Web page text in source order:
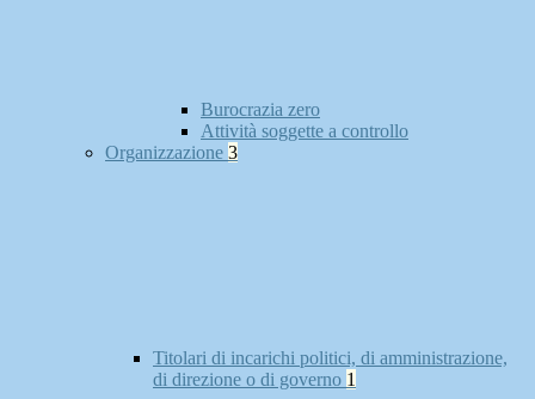
Burocrazia zero
Attività soggette a controllo
Organizzazione 3
Titolari di incarichi politici, di amministrazione,
di direzione o di governo 1